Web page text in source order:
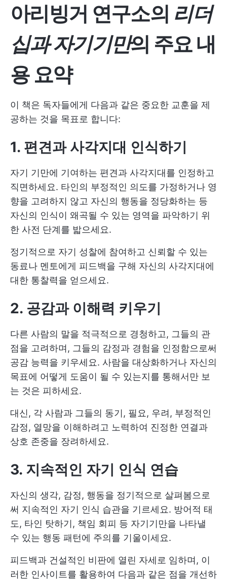
아리빙거 연구소의 리더
십과 자기기만의 주요 내
용 요약
이 책은 독자들에게 다음과 같은 중요한 교훈을 제
공하는 것을 목표로 합니다:
1. 편견과 사각지대 인식하기
자기 기만에 기여하는 편견과 사각지대를 인정하고
직면하세요. 타인의 부정적인 의도를 가정하거나 영
향을 고려하지 않고 자신의 행동을 정당화하는 등
자신의 인식이 왜곡될 수 있는 영역을 파악하기 위
한 사전 단계를 밟으세요.
정기적으로 자기 성찰에 참여하고 신뢰할 수 있는
동료나 멘토에게 피드백을 구해 자신의 사각지대에
대한 통찰력을 얻으세요.
2. 공감과 이해력 키우기
다른 사람의 말을 적극적으로 경청하고, 그들의 관
점을 고려하며, 그들의 감정과 경험을 인정함으로써
공감 능력을 키우세요. 사람을 대상화하거나 자신의
목표에 어떻게 도움이 될 수 있는지를 통해서만 보
는 것은 피하세요.
대신, 각 사람과 그들의 동기, 필요, 우려, 부정적인
감정, 열망을 이해하려고 노력하여 진정한 연결과
상호 존중을 장려하세요.
3. 지속적인 자기 인식 연습
자신의 생각, 감정, 행동을 정기적으로 살펴봄으로
써 지속적인 자기 인식 습관을 기르세요. 방어적 태
도, 타인 탓하기, 책임 회피 등 자기기만을 나타낼
수 있는 행동 패턴에 주의를 기울이세요.
피드백과 건설적인 비판에 열린 자세로 임하며, 이
러한 인사이트를 활용하여 다음과 같은 점을 개선하